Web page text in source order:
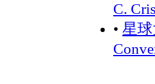
C.
• 星球